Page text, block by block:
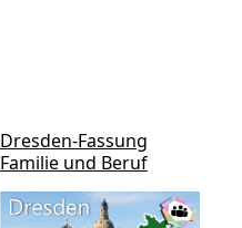
Dresden-Fassung
Familie und Beruf